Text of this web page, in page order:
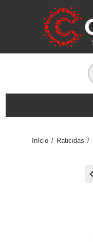
Início / Raticidas /